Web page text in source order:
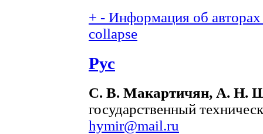
+ - Информация об
collapse
Рус
С. В. Макартичян, А. Н.
государственный
hymir@mail.ru